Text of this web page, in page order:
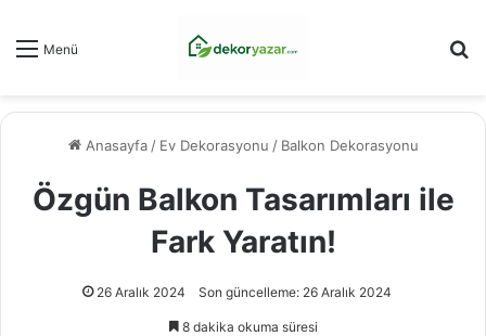
Menü
Anasayfa / Ev Dekorasyonu / Balkon Dekorasyonu
Özgün Balkon Tasarımları ile
Fark Yaratın!
26 Aralık 2024 Son güncelleme: 26 Aralık 2024
8 dakika okuma süresi